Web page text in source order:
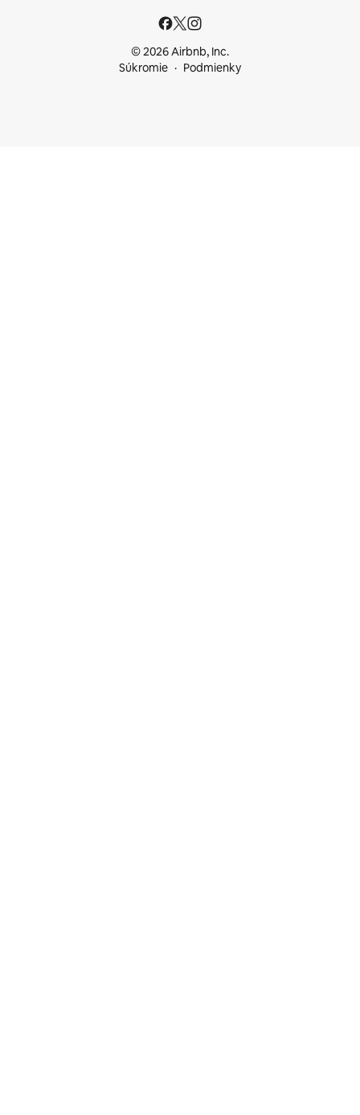
© 2026 Airbnb, Inc.
Súkromie
Podmienky